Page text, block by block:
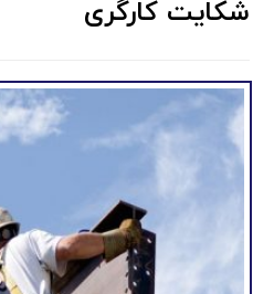
شکایت کارگری